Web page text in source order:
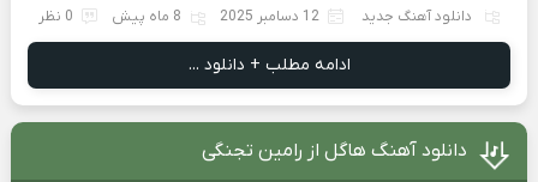
دانلود آهنگ جدید 12 دسامبر 2025 8 ماه پیش 0 نظر
ادامه مطلب + دانلود ...
دانلود آهنگ هاگل از رامین تجنگی